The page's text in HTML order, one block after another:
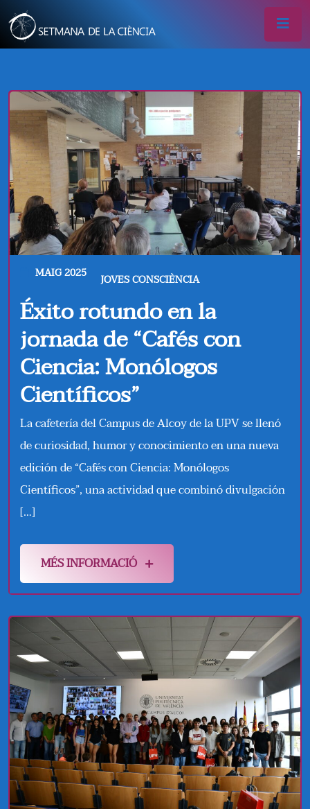
MAIG 2025 JOVES CONSCIÈNCIA
Éxito rotundo en la
jornada de “Cafés con
Ciencia: Monólogos
Científicos”
La cafetería del Campus de Alcoy de la UPV se llenó
de curiosidad, humor y conocimiento en una nueva
edición de “Cafés con Ciencia: Monólogos
Científicos”, una actividad que combinó divulgación
[…]
MÉS INFORMACIÓ